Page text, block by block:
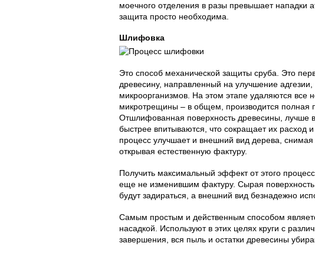
моечного отделения в разы превышает нападки
защита просто необходима.
Шлифовка
Это способ механической защиты сруба. Это
древесину, направленный на улучшение
микроорганизмов. На этом этапе удаляются все
микротрещины – в общем, производится полная
Отшлифованная поверхность древесины, лучше
быстрее впитываются, что сокращает их расход
процесс улучшает и внешний вид дерева,
открывая естественную фактуру.
Получить максимальный эффект от этого
еще не изменившим фактуру. Сырая поверхность
будут задираться, а внешний вид безнадежно
Самым простым и действенным способом
насадкой. Используют в этих целях круги с
завершения, вся пыль и остатки древесины